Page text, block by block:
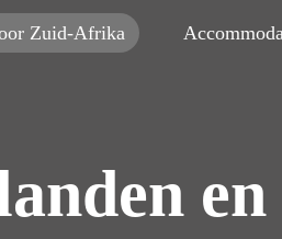
Zuid-Afrika